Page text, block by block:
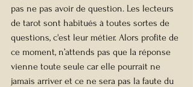
pas ne pas avoir de question. Les lecteurs
de tarot sont habitués à toutes sortes de
questions, c'est leur métier. Alors profite de
ce moment, n’attends pas que la réponse
vienne toute seule car elle pourrait ne
jamais arriver et ce ne sera pas la faute du